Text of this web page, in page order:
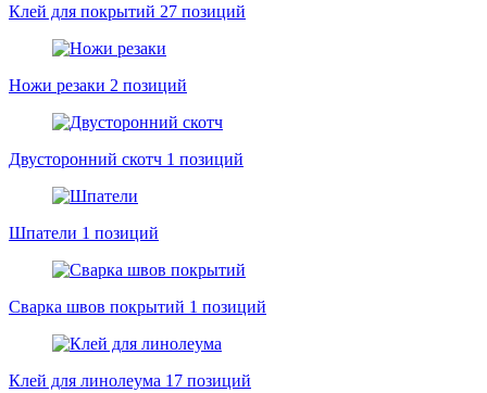
Клей для покрытий 27 позиций
Ножи резаки 2 позиций
Двусторонний скотч 1 позиций
Шпатели 1 позиций
Сварка швов покрытий 1 позиций
Клей для линолеума 17 позиций